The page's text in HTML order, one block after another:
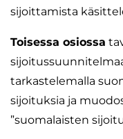
sijoittamista
Toisessa osiossa
tarkastelemalla
sijoituksia ja
”suomalaisten